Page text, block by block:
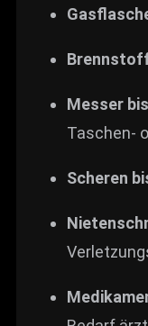
Messer
Taschen-
Scheren